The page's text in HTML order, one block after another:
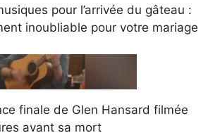
pour l’arrivée du gâteau :
inoubliable pour votre mariage
finale de Glen Hansard filmée
avant sa mort